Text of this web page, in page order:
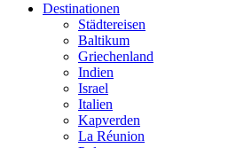
Destinationen
Städtereisen
Baltikum
Griechenland
Indien
Israel
Italien
Kapverden
La Réunion